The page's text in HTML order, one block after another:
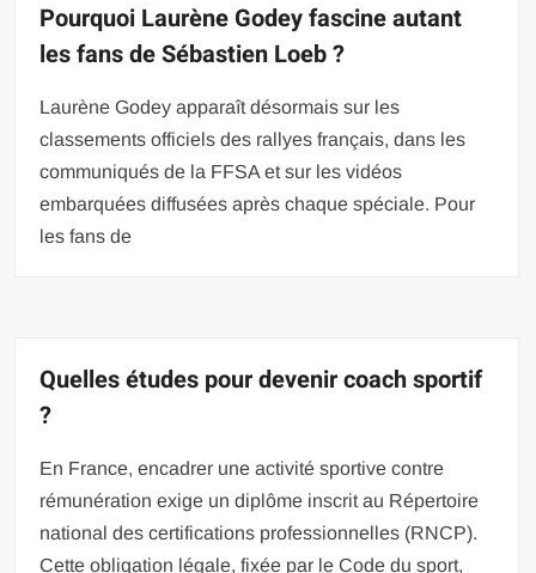
Pourquoi Laurène Godey fascine autant
les fans de Sébastien Loeb ?
Laurène Godey apparaît désormais sur les
classements officiels des rallyes français, dans les
communiqués de la FFSA et sur les vidéos
embarquées diffusées après chaque spéciale. Pour
les fans de
Quelles études pour devenir coach sportif
?
En France, encadrer une activité sportive contre
rémunération exige un diplôme inscrit au Répertoire
national des certifications professionnelles (RNCP).
Cette obligation légale, fixée par le Code du sport,